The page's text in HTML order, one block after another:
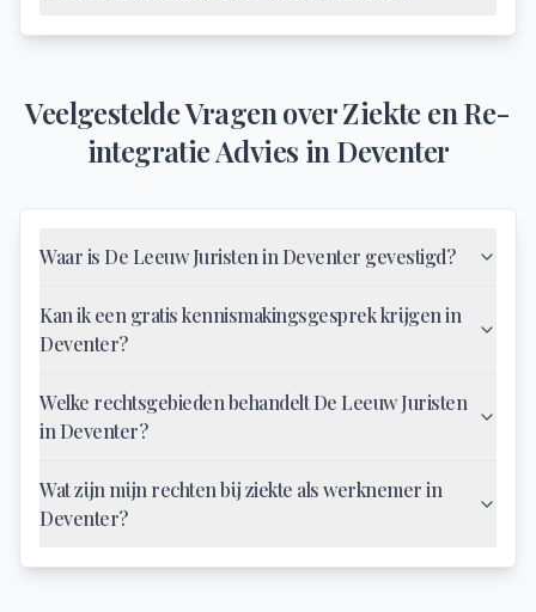
Veelgestelde Vragen overZiekte en Re-
integratie Advies in Deventer
Waar is De Leeuw Juristen in Deventer gevestigd?
Kan ik een gratis kennismakingsgesprek krijgen in
Deventer?
Welke rechtsgebieden behandelt De Leeuw Juristen
in Deventer?
Wat zijn mijn rechten bij ziekte als werknemer in
Deventer?